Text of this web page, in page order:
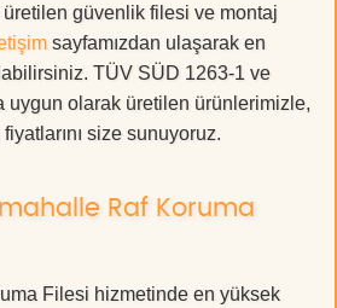
güvenlik filesi ve montaj
sayfamızdan ulaşarak en
TÜV SÜD 1263-1 ve
uygun olarak üretilen ürünlerimizle,
size sunuyoruz.
Raf Koruma
Filesi hizmetinde en yüksek